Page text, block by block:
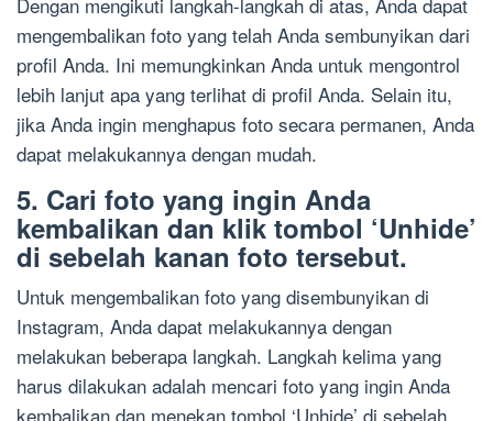
mengembalikan foto yang telah Anda sembunyikan dari
profil Anda. Ini memungkinkan Anda untuk mengontrol
lebih lanjut apa yang terlihat di profil Anda. Selain itu,
jika Anda ingin menghapus foto secara permanen, Anda
dapat melakukannya dengan mudah.
5. Cari foto yang ingin Anda
kembalikan dan klik tombol ‘Unhide’
di sebelah kanan foto tersebut.
Untuk mengembalikan foto yang disembunyikan di
Instagram, Anda dapat melakukannya dengan
melakukan beberapa langkah. Langkah kelima yang
harus dilakukan adalah mencari foto yang ingin Anda
kembalikan dan menekan tombol ‘Unhide’ di sebelah